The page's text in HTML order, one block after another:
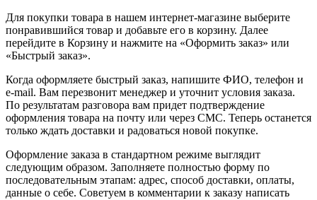
Для покупки товара в нашем интернет-магазине выберите
понравившийся товар и добавьте его в корзину. Далее
перейдите в Корзину и нажмите на «Оформить заказ» или
«Быстрый заказ».
Когда оформляете быстрый заказ, напишите ФИО, телефон и
e-mail. Вам перезвонит менеджер и уточнит условия заказа.
По результатам разговора вам придет подтверждение
оформления товара на почту или через СМС. Теперь останется
только ждать доставки и радоваться новой покупке.
Оформление заказа в стандартном режиме выглядит
следующим образом. Заполняете полностью форму по
последовательным этапам: адрес, способ доставки, оплаты,
данные о себе. Советуем в комментарии к заказу написать